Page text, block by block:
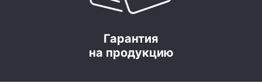
Гарантия
на продукцию